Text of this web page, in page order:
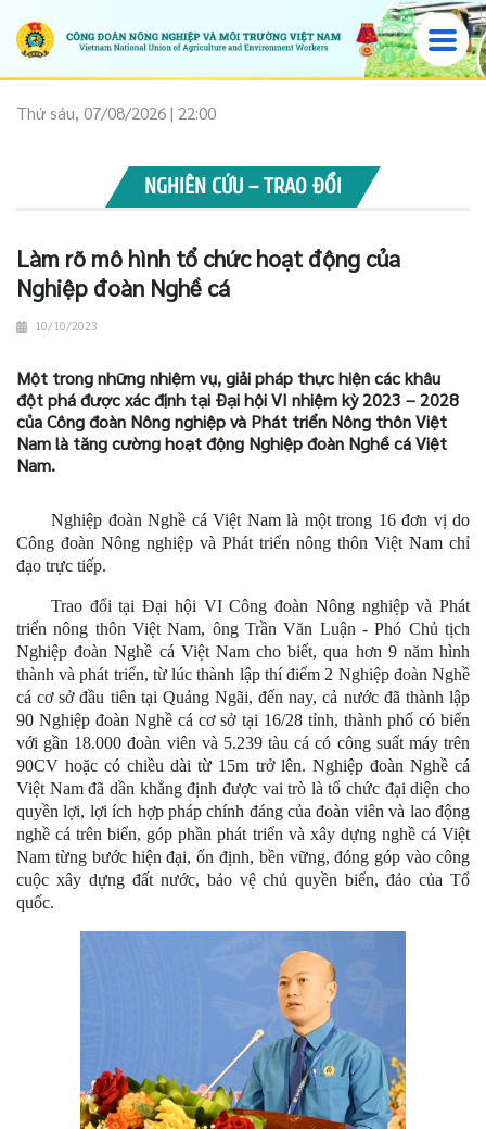
Thứ sáu, 07/08/2026 | 22:00
NGHIÊN CỨU – TRAO ĐỔI
Làm rõ mô hình tổ chức hoạt động của
Nghiệp đoàn Nghề cá
10/10/2023
Một trong những nhiệm vụ, giải pháp thực hiện các khâu
đột phá được xác định tại Đại hội VI nhiệm kỳ 2023 – 2028
của Công đoàn Nông nghiệp và Phát triển Nông thôn Việt
Nam là tăng cường hoạt động Nghiệp đoàn Nghề cá Việt
Nam.
Nghiệp đoàn Nghề cá Việt Nam là một trong 16 đơn vị do
Công đoàn Nông nghiệp và Phát triển nông thôn Việt Nam chỉ
đạo trực tiếp.
Trao đổi tại Đại hội VI Công đoàn Nông nghiệp và Phát
triển nông thôn Việt Nam, ông Trần Văn Luận - Phó Chủ tịch
Nghiệp đoàn Nghề cá Việt Nam cho biết, qua hơn 9 năm hình
thành và phát triển, từ lúc thành lập thí điểm 2 Nghiệp đoàn Nghề
cá cơ sở đầu tiên tại Quảng Ngãi, đến nay, cả nước đã thành lập
90 Nghiệp đoàn Nghề cá cơ sở tại 16/28 tỉnh, thành phố có biển
với gần 18.000 đoàn viên và 5.239 tàu cá có công suất máy trên
90CV hoặc có chiều dài từ 15m trở lên. Nghiệp đoàn Nghề cá
Việt Nam đã dần khẳng định được vai trò là tổ chức đại diện cho
quyền lợi, lợi ích hợp pháp chính đáng của đoàn viên và lao động
nghề cá trên biển, góp phần phát triển và xây dựng nghề cá Việt
Nam từng bước hiện đại, ổn định, bền vững, đóng góp vào công
cuộc xây dựng đất nước, bảo vệ chủ quyền biển, đảo của Tổ
quốc.